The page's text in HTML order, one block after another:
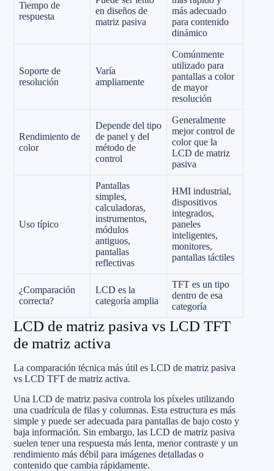
Tiempo de
respuesta
en diseños de
matriz pasiva
más adecuado
para contenido
dinámico
Soporte de
resolución
Varía
ampliamente
Comúnmente
utilizado para
pantallas a color
de mayor
resolución
Rendimiento de
color
Depende del tipo
de panel y del
método de
control
Generalmente
mejor control de
color que la
LCD de matriz
pasiva
Uso típico
Pantallas
simples,
calculadoras,
instrumentos,
módulos
antiguos,
pantallas
reflectivas
HMI industrial,
dispositivos
integrados,
paneles
inteligentes,
monitores,
pantallas táctiles
¿Comparación
correcta?
LCD es la
categoría amplia
TFT es un tipo
dentro de esa
categoría
LCD de matriz pasiva vs LCD TFT
de matriz activa
La comparación técnica más útil es LCD de matriz pasiva
vs LCD TFT de matriz activa.
Una LCD de matriz pasiva controla los píxeles utilizando
una cuadrícula de filas y columnas. Esta estructura es más
simple y puede ser adecuada para pantallas de bajo costo y
baja información. Sin embargo, las LCD de matriz pasiva
suelen tener una respuesta más lenta, menor contraste y un
rendimiento más débil para imágenes detalladas o
contenido que cambia rápidamente.